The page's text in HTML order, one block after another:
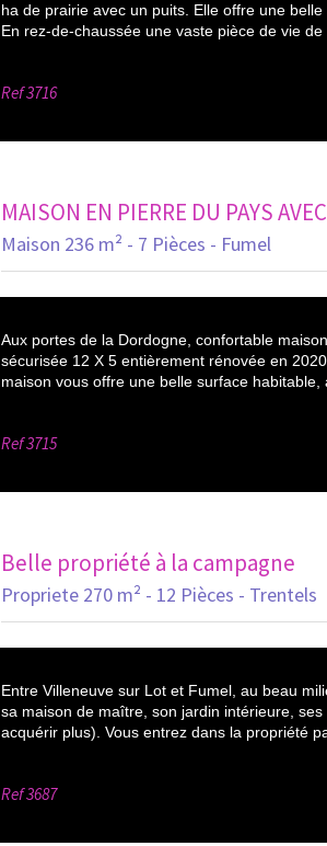
ha de prairie avec un puits. Elle offre une
En rez-de-chaussée une vaste pièce de vie
Ref3716
MAISON EN PIERRE DU PAYS
Maison 236 m² - 7 Pièces - Fumel
Aux portes de la Dordogne, confortable
sécurisée 12 X 5 entièrement rénovée en
maison vous offre une belle surface
Ref3715
Belle propriété à la campagne
Propriete 270 m² - 12 Pièces - Trentels
Entre Villeneuve sur Lot et Fumel, au beau
sa maison de maître, son jardin intérieure,
acquérir plus). Vous entrez dans la propriété
Ref3687